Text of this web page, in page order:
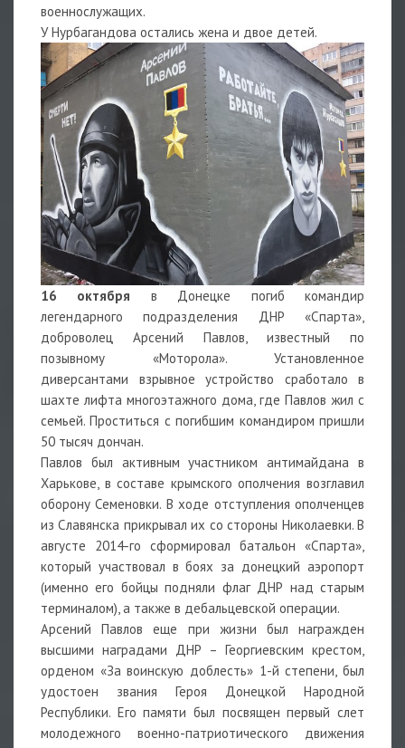
военнослужащих.
У Нурбагандова остались жена и двое детей.
16 октября в Донецке погиб командир
легендарного подразделения ДНР «Спарта»,
доброволец Арсений Павлов, известный по
позывному «Моторола». Установленное
диверсантами взрывное устройство сработало в
шахте лифта многоэтажного дома, где Павлов жил с
семьей. Проститься с погибшим командиром пришли
50 тысяч дончан.
Павлов был активным участником антимайдана в
Харькове, в составе крымского ополчения возглавил
оборону Семеновки. В ходе отступления ополченцев
из Славянска прикрывал их со стороны Николаевки. В
августе 2014-го сформировал батальон «Спарта»,
который участвовал в боях за донецкий аэропорт
(именно его бойцы подняли флаг ДНР над старым
терминалом), а также в дебальцевской операции.
Арсений Павлов еще при жизни был награжден
высшими наградами ДНР – Георгиевским крестом,
орденом «За воинскую доблесть» 1-й степени, был
удостоен звания Героя Донецкой Народной
Республики. Его памяти был посвящен первый слет
молодежного военно-патриотического движения